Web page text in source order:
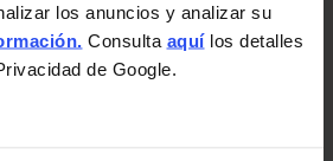
los anuncios y analizar su
Consulta aquílos detalles
de Google.
172 ·Granada
y de 17:00 a 20:30h.